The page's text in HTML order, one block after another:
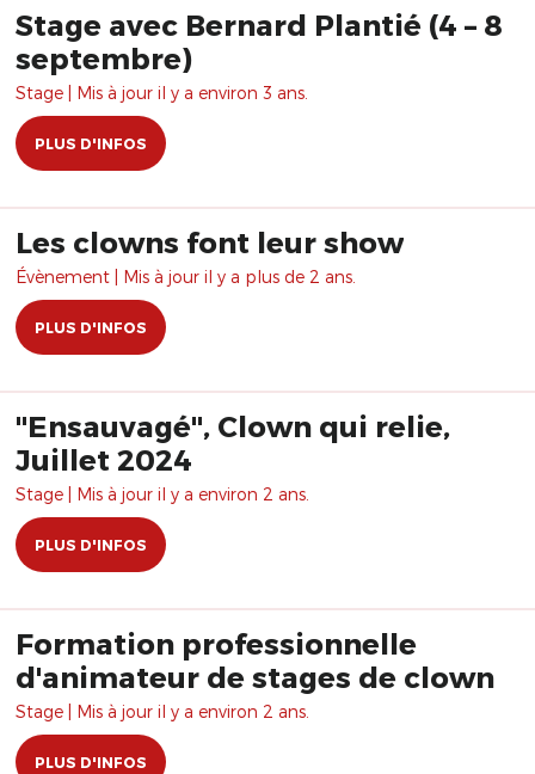
Stage avec Bernard Plantié (4 – 8
septembre)
Stage | Mis à jour il y a environ 3 ans.
PLUS D'INFOS
Les clowns font leur show
Évènement | Mis à jour il y a plus de 2 ans.
PLUS D'INFOS
"Ensauvagé", Clown qui relie,
Juillet 2024
Stage | Mis à jour il y a environ 2 ans.
PLUS D'INFOS
Formation professionnelle
d'animateur de stages de clown
Stage | Mis à jour il y a environ 2 ans.
PLUS D'INFOS